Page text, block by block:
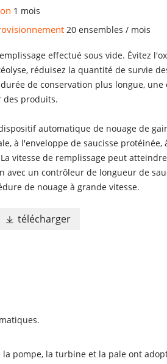
1 mois
20 ensembles / mois
effectué sous vide. Évitez
réduisez la quantité de survie
de conservation plus longue, une
des produits.
automatique de nouage de
à l'enveloppe de saucisse protéinée,
vitesse de remplissage peut
avec un contrôleur de longueur de
de nouage à grande vitesse.
 télécharger
pompe, la turbine et la pale ont